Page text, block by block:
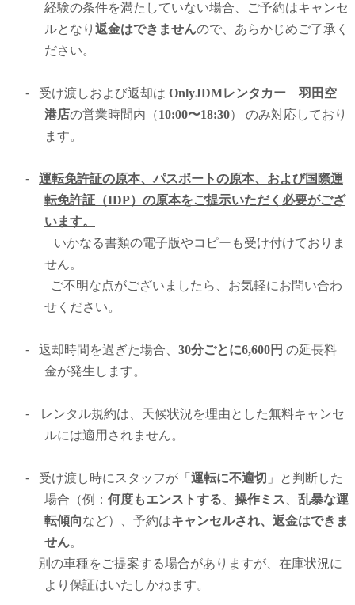
経験の条件を満たしていない場合、ご予約はキャンセ
ルとなり 返金はできませんので、あらかじめご了承く
ださい。
- 受け渡しおよび返却は OnlyJDMレンタカー 羽田空
港店の営業時間内（10:00〜18:30） のみ対応しており
ます。
-
運転免許証の原本、パスポートの原本、および国際運
転免許証（IDP）の原本をご提示いただく必要がござ
います。
いかなる書類の電子版やコピーも受け付けておりま
せん。
ご不明な点がございましたら、お気軽にお問い合わ
せください。
- 返却時間を過ぎた場合、 30分ごとに6,600円 の延長料
金が発生します。
-
レンタル規約は、天候状況を理由とした無料キャンセ
ルには適用されません。
- 受け渡し時にスタッフが「 運転に不適切 」と判断した
場合（例： 何度もエンストする 操作ミス
乱暴な運
転傾向など）、予約はキャンセルされ、返金はできま
せん。
別の車種をご提案する場合がありますが、在庫状況に
より保証はいたしかねます。